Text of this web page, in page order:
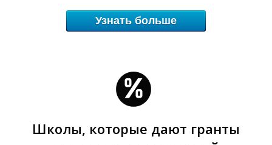
Узнать больше
Школы, которые дают гранты